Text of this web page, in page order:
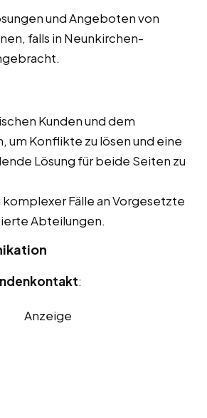
und Angeboten von
falls in Neunkirchen-
Kunden und dem
um Konflikte zu lösen und eine
Lösung für beide Seiten zu
Fälle an Vorgesetzte
Abteilungen.
:
Anzeige